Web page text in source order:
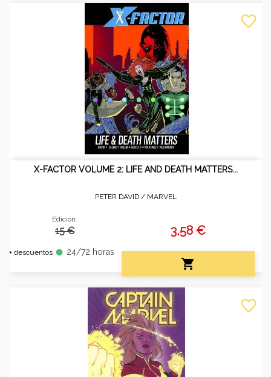
X-FACTOR VOLUME 2: LIFE AND DEATH MATTERS...
PETER DAVID / MARVEL
Edición:
15 €
+ descuentos fiber_manual_record 24/72 horas
3,58 €

favorite_border
favorite_border